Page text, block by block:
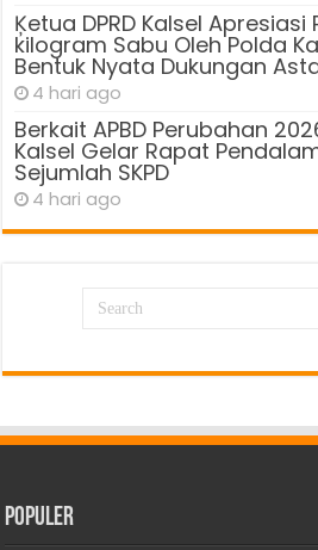
Ķetua DPRD Kalsel Apresiasi
kilogram Sabu Oleh Polda
Bentuk Nyata Dukungan
4 hari ago
Berkait APBD Perubahan
Kalsel Gelar Rapat
Sejumlah SKPD
4 hari ago
Populer